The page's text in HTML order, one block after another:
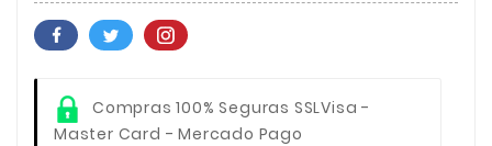
Compras 100% Seguras SSLVisa -
Master Card - Mercado Pago